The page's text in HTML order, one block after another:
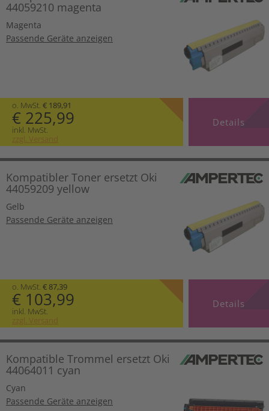
44059210 magenta
Magenta
Passende Geräte anzeigen
o. MwSt. € 189,91
€ 225,99
inkl. MwSt.
zzgl. Versand
Details
Kompatibler Toner ersetzt Oki
44059209 yellow
Gelb
Passende Geräte anzeigen
o. MwSt. € 87,39
€ 103,99
inkl. MwSt.
zzgl. Versand
Details
Kompatible Trommel ersetzt Oki
44064011 cyan
Cyan
Passende Geräte anzeigen